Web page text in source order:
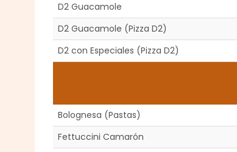
D2 Guacamole
D2 Guacamole (Pizza D2)
D2 con Especiales (Pizza D2)
Bolognesa (Pastas)
Fettuccini Camarón